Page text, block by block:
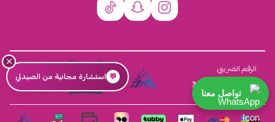
الرقم الضريبي
310555259800003
السجل التجاري
4030431116
×
💬 استشارة مجانية من الصيدلي
تواصل معنا